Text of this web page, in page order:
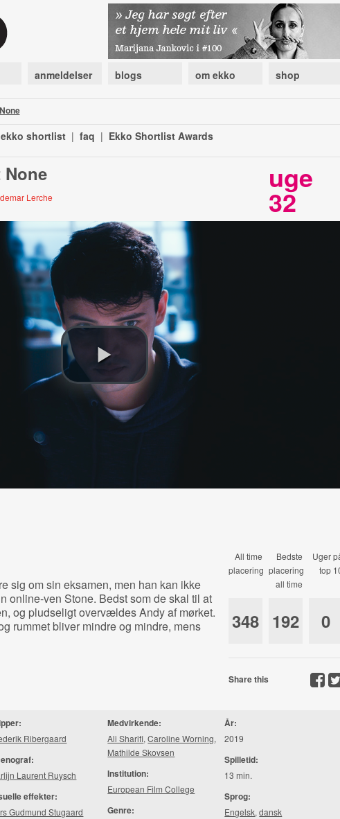
anmeldelser blogs om ekko shop
shortlist | faq | Ekko Shortlist Awards
Lerche
uge
32
sig om sin eksamen, men han kan ikke
online-ven Stone. Bedst som de skal til at
og pludseligt overvældes Andy af mørket.
rummet bliver mindre og mindre, mens
All time
placering
Bedste
placering
all time
Uger
top
348 192 0
Share this
Ribergaard
Laurent Ruysch
effekter:
Gudmund Stugaard
Medvirkende:
Ali Sharifi,Caroline Worning,
Mathilde Skovsen
Institution:
European Film College
Genre:
År:
2019
Spilletid:
13 min.
Sprog:
Engelsk,dansk